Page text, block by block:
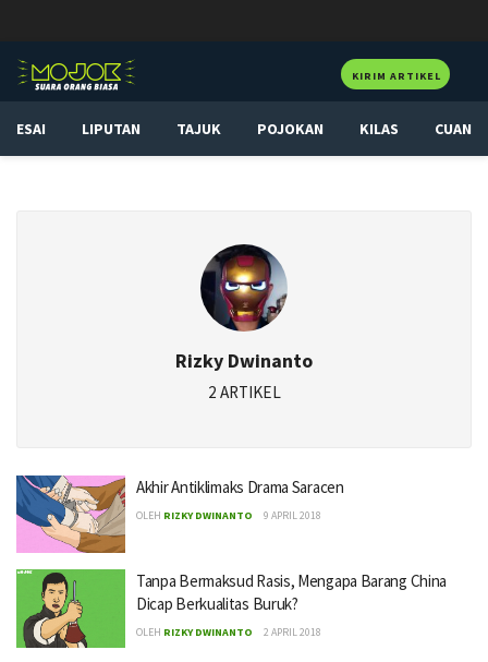
KIRIM ARTIKEL
ESAI LIPUTAN TAJUK POJOKAN KILAS CUAN
Rizky Dwinanto
2 ARTIKEL
Akhir Antiklimaks Drama Saracen
OLEH RIZKY DWINANTO 9 APRIL 2018
Tanpa Bermaksud Rasis, Mengapa Barang China
Dicap Berkualitas Buruk?
OLEH RIZKY DWINANTO 2 APRIL 2018